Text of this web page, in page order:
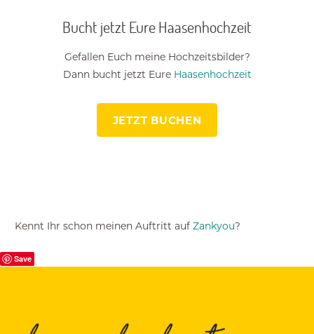
Bucht jetzt Eure Haasenhochzeit
Gefallen Euch meine Hochzeitsbilder?
Dann bucht jetzt Eure Haasenhochzeit
JETZT BUCHEN
Kennt Ihr schon meinen Auftritt auf Zankyou?
Save